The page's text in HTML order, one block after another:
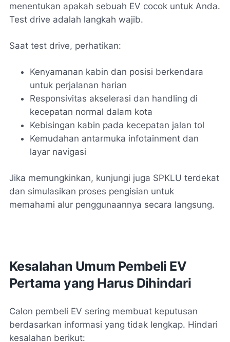
menentukan apakah sebuah EV cocok untuk Anda.
Test drive adalah langkah wajib.
Saat test drive, perhatikan:
Kenyamanan kabin dan posisi berkendara
untuk perjalanan harian
Responsivitas akselerasi dan handling di
kecepatan normal dalam kota
Kebisingan kabin pada kecepatan jalan tol
Kemudahan antarmuka infotainment dan
layar navigasi
Jika memungkinkan, kunjungi juga SPKLU terdekat
dan simulasikan proses pengisian untuk
memahami alur penggunaannya secara langsung.
Kesalahan Umum Pembeli EV
Pertama yang Harus Dihindari
Calon pembeli EV sering membuat keputusan
berdasarkan informasi yang tidak lengkap. Hindari
kesalahan berikut: